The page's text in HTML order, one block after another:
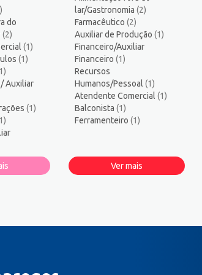
do
(2)
(1)
(1)
Auxiliar
(1)
lar/Gastronomia(2)
Farmacêutico(2)
Auxiliar de Produção(1)
Financeiro/Auxiliar
Financeiro(1)
Recursos
Humanos/Pessoal(1)
Atendente Comercial(1)
Balconista(1)
Ferramenteiro(1)
Ver mais